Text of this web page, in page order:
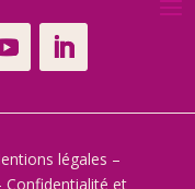
légales –
Confidentialité et